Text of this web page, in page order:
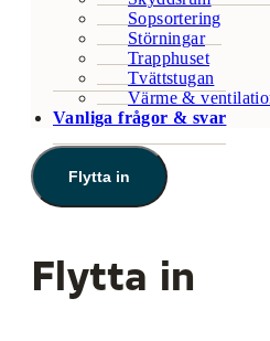
Sopsortering
Störningar
Trapphuset
Tvättstugan
Värme &
Vanliga frågor & svar
Flytta in
Flytta in